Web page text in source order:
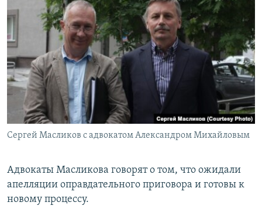
Сергей Масликов с адвокатом Александром Михайловым
Адвокаты Масликова говорят о том, что ожидали
апелляции оправдательного приговора и готовы к
новому процессу.